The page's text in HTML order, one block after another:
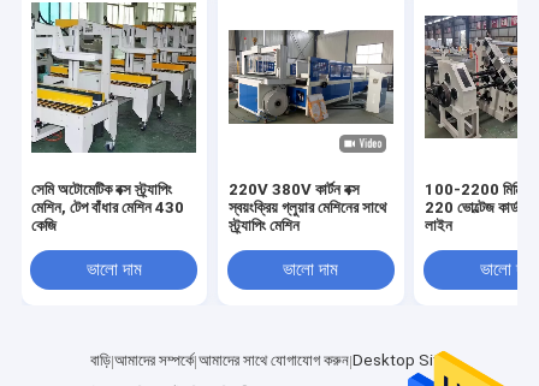
সেমি অটোমেটিক বক্স স্ট্র্যাপিং
মেশিন, টেপ বাঁধার মেশিন 430
কেজি
ভালো দাম
220V 380V কার্টন বক্স
স্বয়ংক্রিয় গ্লুয়ার মেশিনের সাথে
স্ট্র্যাপিং মেশিন
ভালো দাম
100-2200 মিমি
220 ভোল্টেজ
লাইন
ভালো দাম
বাড়ি আমাদের সম্পর্কে আমাদের সাথে যোগাযোগ করুন Desktop Site